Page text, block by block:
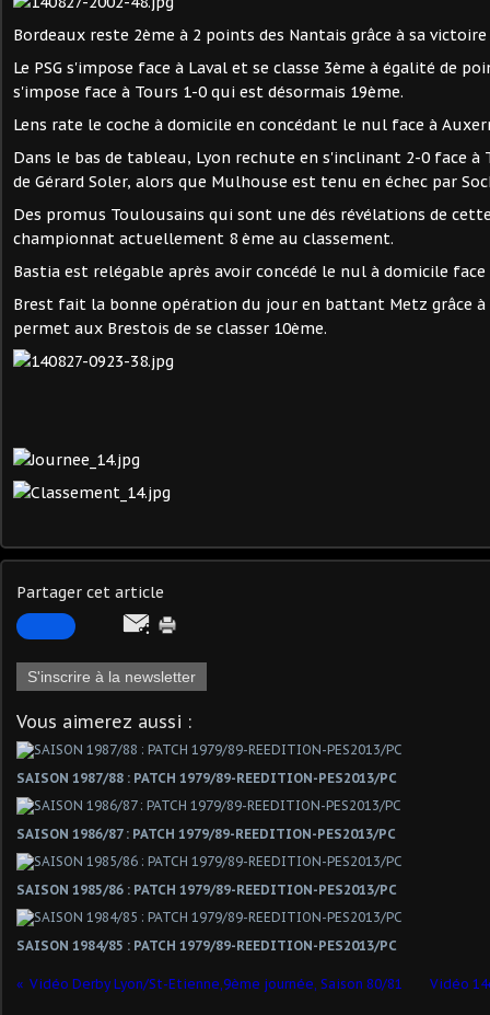
Bordeaux reste 2ème à 2 points des Nantais grâce à sa
Le PSG s'impose face à Laval et se classe 3ème à égalité de
s'impose face à Tours 1-0 qui est désormais 19ème.
Lens rate le coche à domicile en concédant le nul face à
Dans le bas de tableau, Lyon rechute en s'inclinant 2-0 face
de Gérard Soler, alors que Mulhouse est tenu en échec par
Des promus Toulousains qui sont une dés révélations de
championnat actuellement 8 ème au classement.
Bastia est relégable après avoir concédé le nul à domicile face
Brest fait la bonne opération du jour en battant Metz grâce à
permet aux Brestois de se classer 10ème.
Partager cet article
S'inscrire à la newsletter
Vous aimerez aussi :
SAISON 1987/88 : PATCH 1979/89-REEDITION-PES2013/PC
SAISON 1986/87 : PATCH 1979/89-REEDITION-PES2013/PC
SAISON 1985/86 : PATCH 1979/89-REEDITION-PES2013/PC
SAISON 1984/85 : PATCH 1979/89-REEDITION-PES2013/PC
Vidéo Derby Lyon/St-Etienne,9ème journée, Saison 80/81 Vidéo